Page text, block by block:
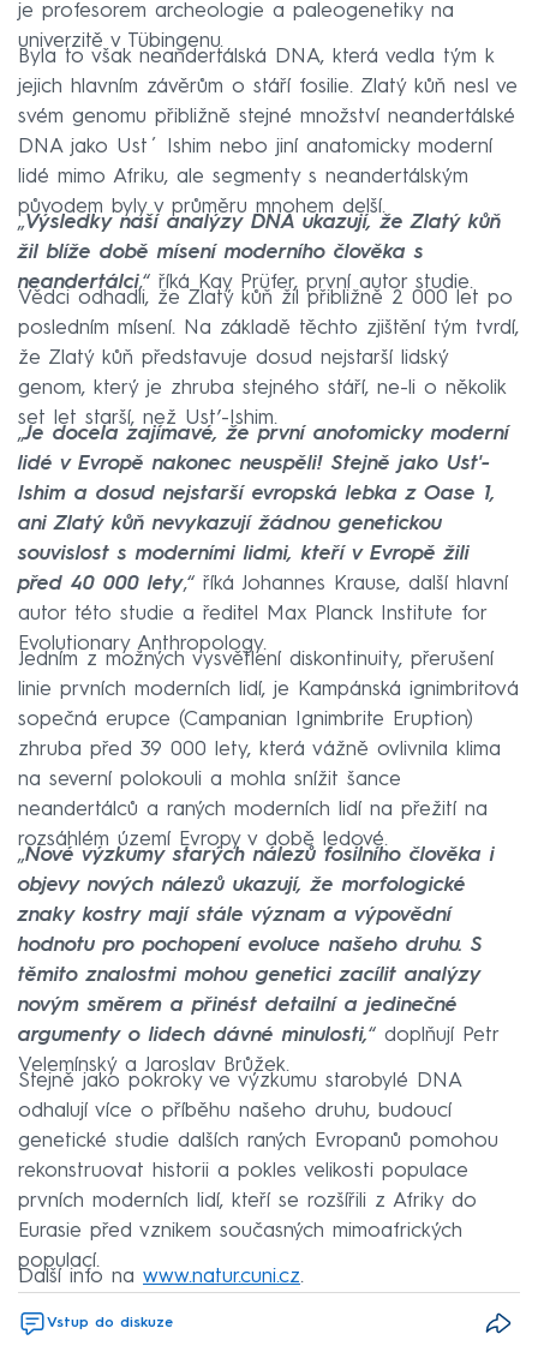
je profesorem archeologie a paleogenetiky na
univerzitě v Tübingenu.
Byla to však neandertálská DNA, která vedla tým k
jejich hlavním závěrům o stáří fosilie. Zlatý kůň nesl ve
svém genomu přibližně stejné množství neandertálské
DNA jako Ust´ Ishim nebo jiní anatomicky moderní
lidé mimo Afriku, ale segmenty s neandertálským
původem byly v průměru mnohem delší.
„Výsledky naší analýzy DNA ukazují, že Zlatý kůň
žil blíže době mísení moderního člověka s
neandertálci,“ říká Kay Prüfer, první autor studie.
Vědci odhadli, že Zlatý kůň žil přibližně 2 000 let po
posledním mísení. Na základě těchto zjištění tým tvrdí,
že Zlatý kůň představuje dosud nejstarší lidský
genom, který je zhruba stejného stáří, ne-li o několik
set let starší, než Ust’-Ishim.
„Je docela zajímavé, že první anotomicky moderní
lidé v Evropě nakonec neuspěli! Stejně jako Ust'-
Ishim a dosud nejstarší evropská lebka z Oase 1,
ani Zlatý kůň nevykazují žádnou genetickou
souvislost s moderními lidmi, kteří v Evropě žili
před 40 000 lety,“ říká Johannes Krause, další hlavní
autor této studie a ředitel Max Planck Institute for
Evolutionary Anthropology.
Jedním z možných vysvětlení diskontinuity, přerušení
linie prvních moderních lidí, je Kampánská ignimbritová
sopečná erupce (Campanian Ignimbrite Eruption)
zhruba před 39 000 lety, která vážně ovlivnila klima
na severní polokouli a mohla snížit šance
neandertálců a raných moderních lidí na přežití na
rozsáhlém území Evropy v době ledové.
„Nové výzkumy starých nálezů fosilního člověka i
objevy nových nálezů ukazují, že morfologické
znaky kostry mají stále význam a výpovědní
hodnotu pro pochopení evoluce našeho druhu. S
těmito znalostmi mohou genetici zacílit analýzy
novým směrem a přinést detailní a jedinečné
argumenty o lidech dávné minulosti,“ doplňují Petr
Velemínský a Jaroslav Brůžek.
Stejně jako pokroky ve výzkumu starobylé DNA
odhalují více o příběhu našeho druhu, budoucí
genetické studie dalších raných Evropanů pomohou
rekonstruovat historii a pokles velikosti populace
prvních moderních lidí, kteří se rozšířili z Afriky do
Eurasie před vznikem současných mimoafrických
populací.
Další info na www.natur.cuni.cz.
Vstup do diskuze